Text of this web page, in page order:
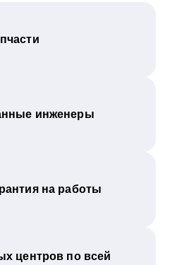
инженеры
на работы
центров по всей